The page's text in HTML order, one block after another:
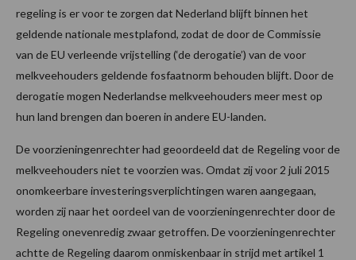
regeling is er voor te zorgen dat Nederland blijft binnen het
geldende nationale mestplafond, zodat de door de Commissie
van de EU verleende vrijstelling (‘de derogatie’) van de voor
melkveehouders geldende fosfaatnorm behouden blijft. Door de
derogatie mogen Nederlandse melkveehouders meer mest op
hun land brengen dan boeren in andere EU-landen.
De voorzieningenrechter had geoordeeld dat de Regeling voor de
melkveehouders niet te voorzien was. Omdat zij voor 2 juli 2015
onomkeerbare investeringsverplichtingen waren aangegaan,
worden zij naar het oordeel van de voorzieningenrechter door de
Regeling onevenredig zwaar getroffen. De voorzieningenrechter
achtte de Regeling daarom onmiskenbaar in strijd met artikel 1